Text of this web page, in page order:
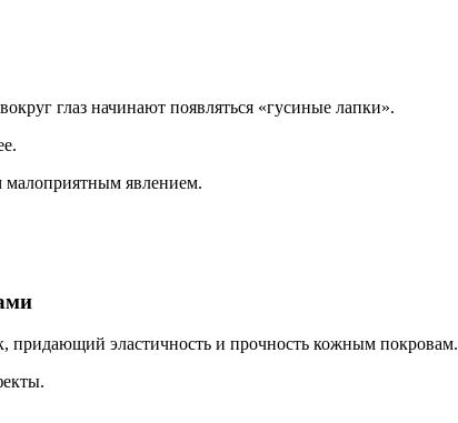
глаз начинают появляться «гусиные лапки».
малоприятным явлением.
придающий эластичность и прочность кожным покровам.